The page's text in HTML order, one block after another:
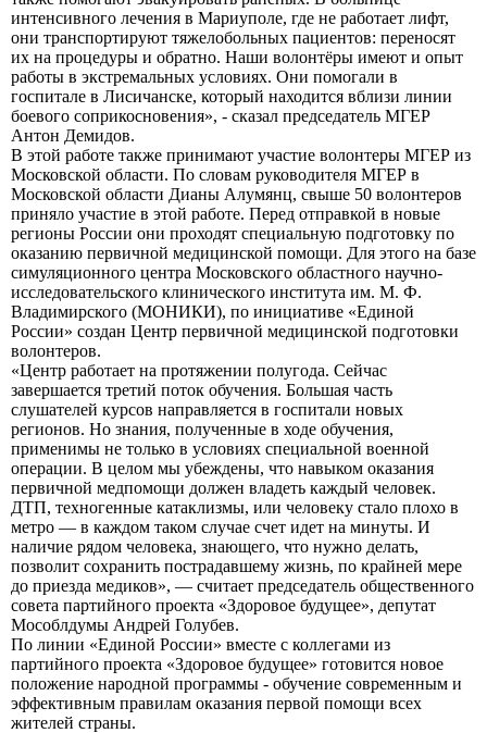
интенсивного лечения в Мариуполе, где не работает лифт,
они транспортируют тяжелобольных пациентов: переносят
их на процедуры и обратно. Наши волонтёры имеют и опыт
работы в экстремальных условиях. Они помогали в
госпитале в Лисичанске, который находится вблизи линии
боевого соприкосновения», - сказал председатель МГЕР
Антон Демидов.
В этой работе также принимают участие волонтеры МГЕР из
Московской области. По словам руководителя МГЕР в
Московской области Дианы Алумянц, свыше 50 волонтеров
приняло участие в этой работе. Перед отправкой в новые
регионы России они проходят специальную подготовку по
оказанию первичной медицинской помощи. Для этого на базе
симуляционного центра Московского областного научно-
исследовательского клинического института им. М. Ф.
Владимирского (МОНИКИ), по инициативе «Единой
России» создан Центр первичной медицинской подготовки
волонтеров.
«Центр работает на протяжении полугода. Сейчас
завершается третий поток обучения. Большая часть
слушателей курсов направляется в госпитали новых
регионов. Но знания, полученные в ходе обучения,
применимы не только в условиях специальной военной
операции. В целом мы убеждены, что навыком оказания
первичной медпомощи должен владеть каждый человек.
ДТП, техногенные катаклизмы, или человеку стало плохо в
метро — в каждом таком случае счет идет на минуты. И
наличие рядом человека, знающего, что нужно делать,
позволит сохранить пострадавшему жизнь, по крайней мере
до приезда медиков», — считает председатель общественного
совета партийного проекта «Здоровое будущее», депутат
Мособлдумы Андрей Голубев.
По линии «Единой России» вместе с коллегами из
партийного проекта «Здоровое будущее» готовится новое
положение народной программы - обучение современным и
эффективным правилам оказания первой помощи всех
жителей страны.